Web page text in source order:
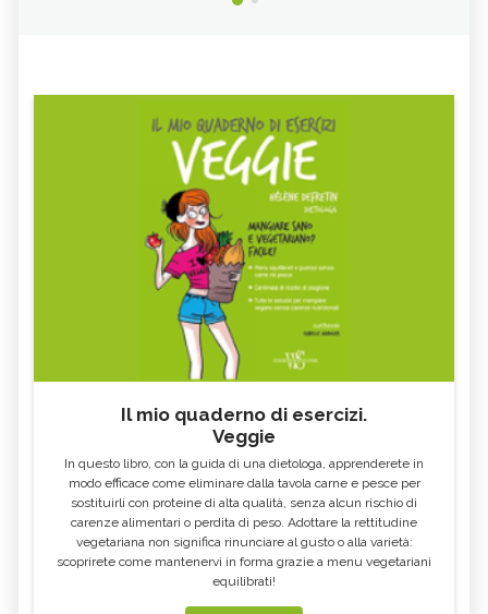
BERGAMOTTO
OLIO ESSENZIALE DI ROSMARINO -
OLIO ESSENZIALE DI CANNELLA
OLIO ESSENZIALE DI LEGNO DI
OLIO ESSENZIALE DI CEDRO
OLIO ESSENZIALE DI YLANG
OLIO ESSENZIALE DI CITRONELLA
OLIO ESSENZIALE DI CURCUMA OLIO ESSENZIALE DI AGLIO
OLIO ESSENZIALE DI MONARDA
OLIO ESSENZIALE DI AJOWAN
OLIO ESSENZIALE DI
CARDAMOMO
OLIO ESSENZIALE DI MANDARINO
OLIO ESSENZIALE DI LINALOE OLIO ESSENZIALE DI LIMETTA
OLIO ESSENZIALE DI VERBENA
OFFICINALIS
OLIO ESSENZIALE DI CIPOLLA OLIO ESSENZIALE DI POMPELMO
Il mio quaderno di esercizi.
Veggie
In questo libro, con la guida di una dietologa, apprenderete in
modo efficace come eliminare dalla tavola carne e pesce per
sostituirli con proteine di alta qualità, senza alcun rischio di
carenze alimentari o perdita di peso. Adottare la rettitudine
vegetariana non significa rinunciare al gusto o alla varietà:
scoprirete come mantenervi in forma grazie a menu vegetariani
equilibrati!